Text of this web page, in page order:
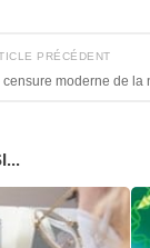
PRÉCÉDENT
censure moderne de la